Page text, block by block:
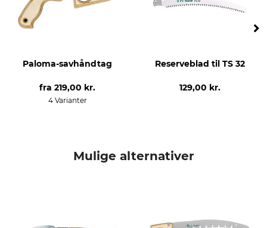
1 mm
Udlagt
Tænder pr. 30 mm
Mærke
produkttype
260 g
Paloma-savhåndtag
fra 219,00 kr.
4 Varianter
Reserveblad til TS 32
129,00 kr.
Mulige alternativer